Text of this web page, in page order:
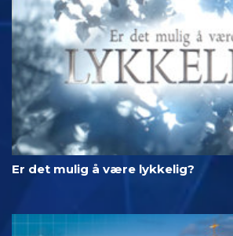
Er det mulig å være lykkelig?